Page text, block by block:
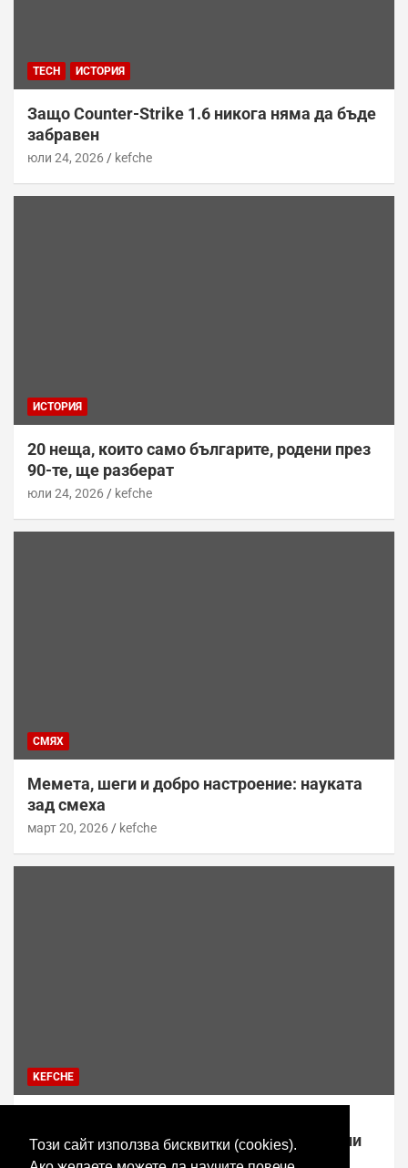
Този сайт използва бисквитки (cookies).
TECH ИСТОРИЯ
Защо Counter-Strike 1.6 никога няма да бъде
забравен
юли 24, 2026 kefche
ИСТОРИЯ
20 неща, които само българите, родени през
90-те, ще разберат
юли 24, 2026 kefche
СМЯХ
Мемета, шеги и добро настроение: науката
зад смеха
март 20, 2026 kefche
KEFCHE
(2026) – най-добрите парти игри с приятели
март 20, 2026 kefche